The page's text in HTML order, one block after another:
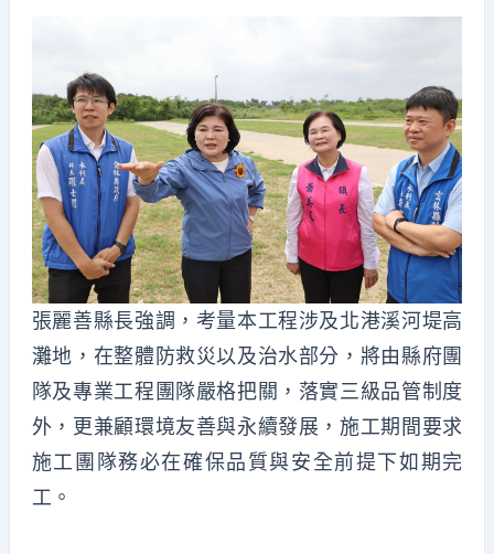
張麗善縣長強調，考量本工程涉及北港溪河堤高
灘地，在整體防救災以及治水部分，將由縣府團
隊及專業工程團隊嚴格把關，落實三級品管制度
外，更兼顧環境友善與永續發展，施工期間要求
施工團隊務必在確保品質與安全前提下如期完
工。